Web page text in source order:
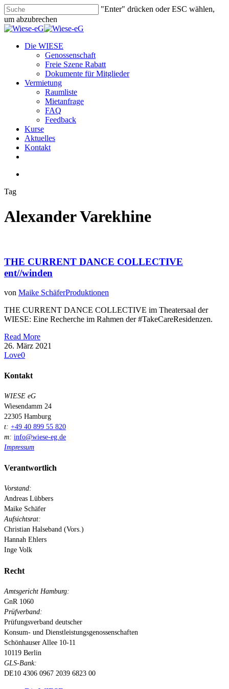
Skip
to
main
"Enter" drücken oder ESC wählen,
um abzubrechen
Close
search
Menu
Die WIESE
Genossenschaft
Freie Szene Rabatt
Dokumente für Mitglieder
Vermietung
Raumliste
Mietanfrage
FAQ
Feedback
Kurse
Aktuelles
Kontakt
Tag
Alexander Varekhine
THE CURRENT DANCE COLLECTIVE
ent//winden
von Maike SchäferProduktionen
THE CURRENT DANCE COLLECTIVE im Theatersaal der
WIESE: Eine Recherche im Rahmen der #TakeCareResidenzen.
Read More
26. März 2021
Love0
Kontakt
WIESE eG
Wiesendamm 24
22305 Hamburg
t: +49 40 899 55 820
m: info@wiese-eg.de
Impressum
Verantwortlich
Vorstand:
Andreas Lübbers
Maike Schäfer
Aufsichtsrat:
Christian Halseband (Vors.)
Hannah Ehlers
Inge Volk
Recht
Amtsgericht Hamburg:
GnR 1060
Prüfverband:
Prüfungsverband deutscher
Konsum- und Dienstleistungsgenossenschaften
Schönhauser Allee 10-11
10119 Berlin
GLS-Bank:
DE10 4306 0967 2039 6823 00